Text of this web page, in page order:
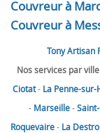
Couvreur à
Couvreur à
Tony Artisan
Nos services par
Ciotat- La Penne-sur-
- Marseille-
Roquevaire- La